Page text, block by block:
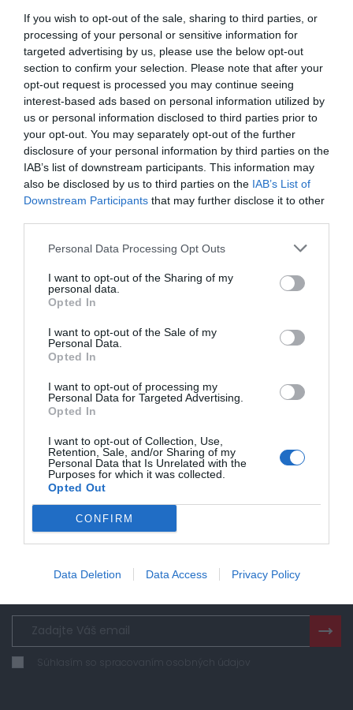
If you wish to opt-out of the sale, sharing to third parties, or
processing of your personal or sensitive information for
targeted advertising by us, please use the below opt-out
section to confirm your selection. Please note that after your
opt-out request is processed you may continue seeing
interest-based ads based on personal information utilized by
us or personal information disclosed to third parties prior to
your opt-out. You may separately opt-out of the further
disclosure of your personal information by third parties on the
IAB’s list of downstream participants. This information may
also be disclosed by us to third parties on the IAB’s List of
Downstream Participants that may further disclose it to other
Personal Data Processing Opt Outs
I want to opt-out of the Sharing of my
personal data.
Opted In
I want to opt-out of the Sale of my
Personal Data.
Opted In
I want to opt-out of processing my
Personal Data for Targeted Advertising.
Opted In
I want to opt-out of Collection, Use,
Retention, Sale, and/or Sharing of my
Personal Data that Is Unrelated with the
Purposes for which it was collected.
Opted Out
CONFIRM
Data Deletion Data Access Privacy Policy
Doprava zadarmo pri
nákupe nad 100,00 €
Bezpečná platba
kartou, platobná brána
Nakupujete od distribútora
garantujeme kvalitu
Servisná podpora, záručný a pozáručný servis
rodinná firma s tradíciou od roku 1992
info@petroaspol.sk
Sledujte nás na
Novinky na email
Súhlasím so spracovaním osobných údajov